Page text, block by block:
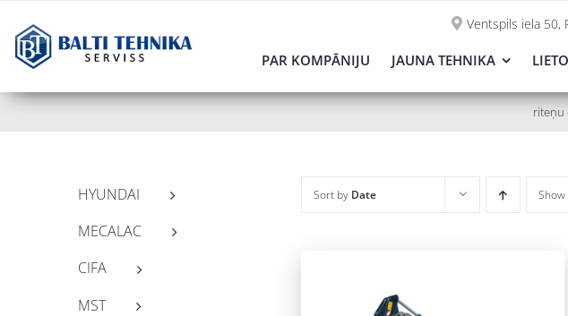
content
Ventspils iela 50,
PAR KOMPĀNIJU JAUNA TEHNIKA
riteņu
Sort by Date Show
HYUNDAI
MECALAC
CIFA
MST